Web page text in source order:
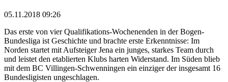
05.11.2018 09:26
Das erste von vier Qualifikations-Wochenenden in der Bogen-
Bundesliga ist Geschichte und brachte erste Erkenntnisse: Im
Norden startet mit Aufsteiger Jena ein junges, starkes Team durch
und leistet den etablierten Klubs harten Widerstand. Im Süden blieb
mit dem BC Villingen-Schwenningen ein einziger der insgesamt 16
Bundesligisten ungeschlagen.